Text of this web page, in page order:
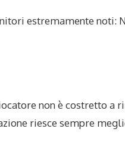
estremamente noti:
non è costretto a
riesce sempre